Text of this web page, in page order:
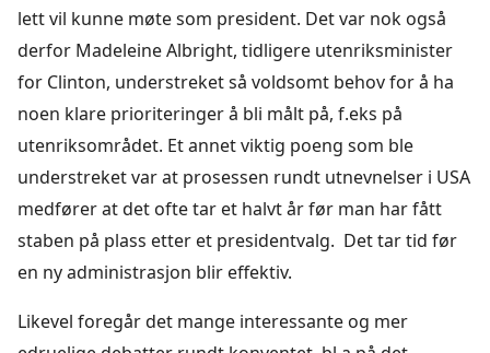
lett vil kunne møte som president. Det var nok også
derfor Madeleine Albright, tidligere utenriksminister
for Clinton, understreket så voldsomt behov for å ha
noen klare prioriteringer å bli målt på, f.eks på
utenriksområdet. Et annet viktig poeng som ble
understreket var at prosessen rundt utnevnelser i USA
medfører at det ofte tar et halvt år før man har fått
staben på plass etter et presidentvalg. Det tar tid før
en ny administrasjon blir effektiv.
Likevel foregår det mange interessante og mer